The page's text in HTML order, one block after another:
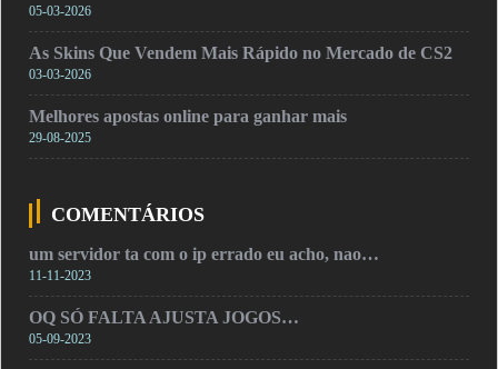
05-03-2026
As Skins Que Vendem Mais Rápido no Mercado de CS2
03-03-2026
Melhores apostas online para ganhar mais
29-08-2025
COMENTÁRIOS
um servidor ta com o ip errado eu acho, nao…
11-11-2023
OQ SÓ FALTA AJUSTA JOGOS…
05-09-2023